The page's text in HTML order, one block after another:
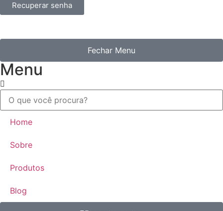
Recuperar senha
Fechar Menu
Menu
Home
Sobre
Produtos
Blog